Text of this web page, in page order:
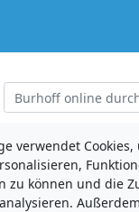
verwendet
zu können und die